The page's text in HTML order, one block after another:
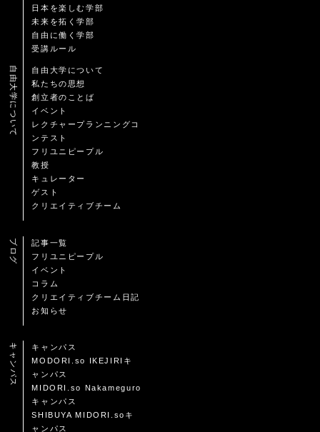
日本を楽しむ学部
未来を拓く学部
自由に働く学部
受講ルール
自由大学について
自由大学について
私たちの思想
創立者のことば
イベント
レクチャープランニングコ
ンテスト
フリユニピープル
教授
キュレーター
ゲスト
クリエイティブチーム
ブログ
記事一覧
フリユニピープル
イベント
コラム
クリエイティブチーム日記
お知らせ
キャンパス
キャンパス
MODORI.so IKEJIRIキ
ャンパス
MIDORI.so Nakameguro
キャンパス
SHIBUYA MIDORI.soキ
ャンパス